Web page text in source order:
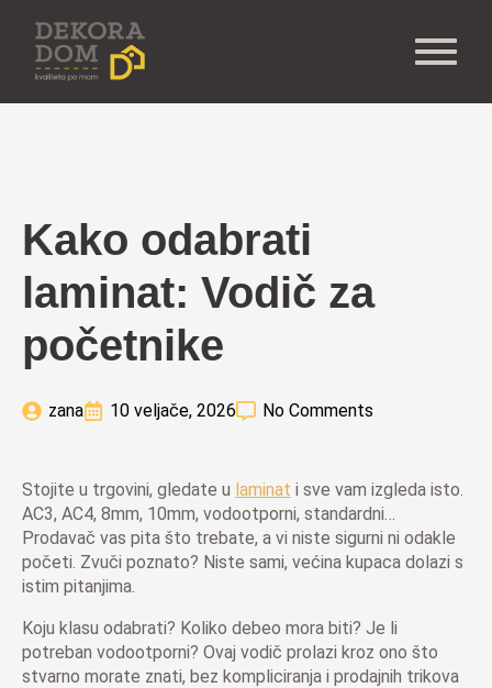
Kako odabrati
laminat: Vodič za
početnike
zana 10 veljače, 2026 No Comments
Stojite u trgovini, gledate u laminat i sve vam izgleda isto.
AC3, AC4, 8mm, 10mm, vodootporni, standardni…
Prodavač vas pita što trebate, a vi niste sigurni ni odakle
početi. Zvuči poznato? Niste sami, većina kupaca dolazi s
istim pitanjima.
Koju klasu odabrati? Koliko debeo mora biti? Je li
potreban vodootporni? Ovaj vodič prolazi kroz ono što
stvarno morate znati, bez kompliciranja i prodajnih trikova